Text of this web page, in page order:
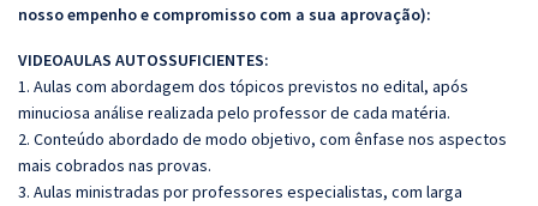
nosso empenho e compromisso com a sua aprovação):
VIDEOAULAS AUTOSSUFICIENTES:
1. Aulas com abordagem dos tópicos previstos no edital, após
minuciosa análise realizada pelo professor de cada matéria.
2. Conteúdo abordado de modo objetivo, com ênfase nos aspectos
mais cobrados nas provas.
3. Aulas ministradas por professores especialistas, com larga